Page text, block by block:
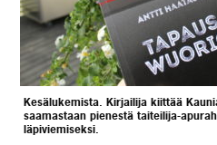
Kesälukemista. Kirjailija kiittää
saamastaan pienestä taiteilija-
läpiviemiseksi.